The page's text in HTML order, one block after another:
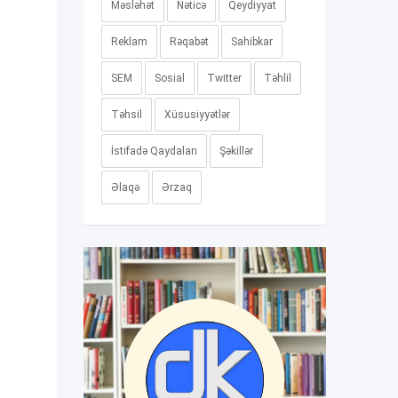
Məsləhət Nəticə Qeydiyyat
Reklam Rəqabət Sahibkar
SEM Sosial Twitter Təhlil
Təhsil Xüsusiyyətlər
İstifadə Qaydaları Şəkillər
Əlaqə Ərzaq